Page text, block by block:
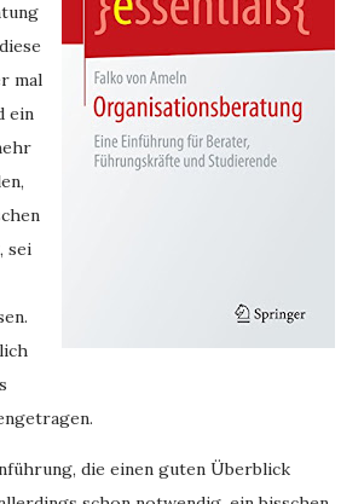
mal
ein
sei
die einen guten Überblick